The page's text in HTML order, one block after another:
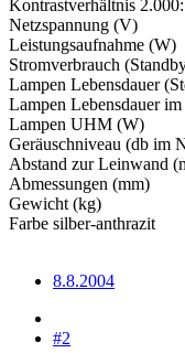
Kontrastverhältnis
Netzspannung (V)
Leistungsaufnahme (W)
Stromverbrauch
Lampen Lebensdauer
Lampen Lebensdauer
Lampen UHM (W)
Geräuschniveau (db im
Abstand zur Leinwand
Abmessungen (mm)
Gewicht (kg)
Farbe silber-anthrazit
8.8.2004
#2